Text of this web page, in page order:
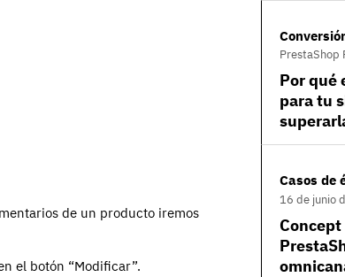
de un producto iremos
el botón “Modificar”.
PrestaShop
Por qué
para tu
Casos de
16 de junio